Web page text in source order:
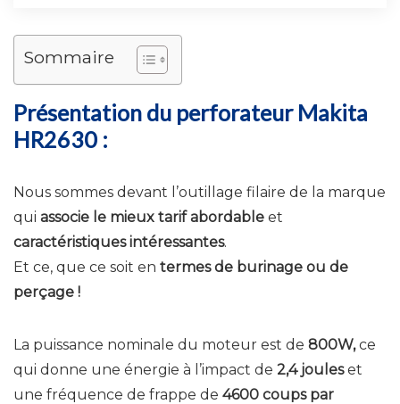
Sommaire
Présentation du perforateur Makita
HR2630 :
Nous sommes devant l’outillage filaire de la marque
qui associe le mieux tarif abordable et
caractéristiques intéressantes.
Et ce, que ce soit en termes de burinage ou de
perçage !
La puissance nominale du moteur est de 800W,ce
qui donne une énergie à l’impact de 2,4 jouleset
une fréquence de frappe de 4600 coups par